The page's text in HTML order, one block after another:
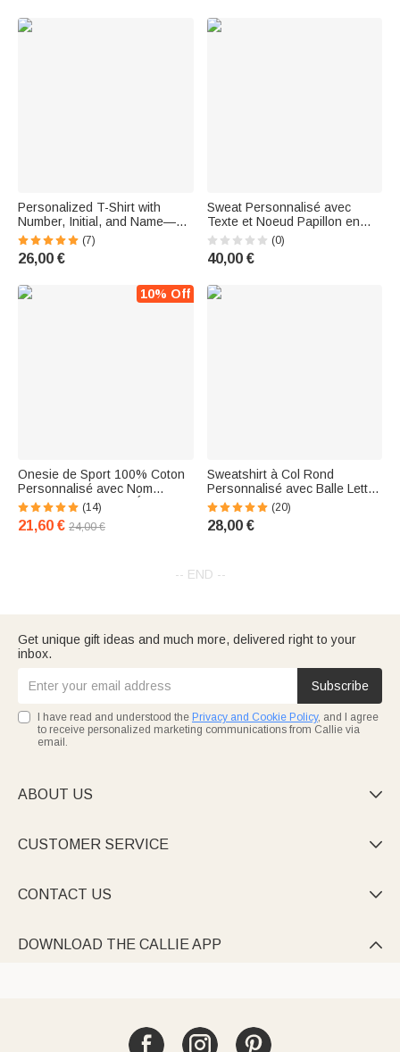
Personalized T-Shirt with
Number, Initial, and Name—
Father's Day and Birthday Gift
for Sports Fans Featuring a
Soccer Ball
(7)
26,00 €
Sweat Personnalisé avec
Texte et Noeud Papillon en
Motif Baseball Volleyball
Softball Football Cadeau
d'Anniversaire pour Elle
(0)
40,00 €
10% Off
Onesie de Sport 100% Coton
Personnalisé avec Nom
Numéro et Logo de l'Équipe
Cadeau pour Bébé Enfant
(14)
21,60 € 24,00 €
Sweatshirt à Col Rond
Personnalisé avec Balle Lettre
Pailletés et Nom Cadeau Jour
de Match pour Amateur Sport
de Balle
(20)
28,00 €
-- END --
Get unique gift ideas and much more, delivered right to your
inbox.
Subscribe
I have read and understood the Privacy and Cookie Policy, and I agree
to receive personalized marketing communications from Callie via
email.
ABOUT US 
CUSTOMER SERVICE 
CONTACT US 
DOWNLOAD THE CALLIE APP 